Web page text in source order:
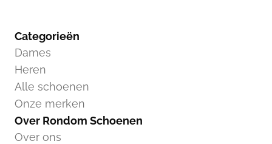
Categorieën
Dames
Heren
Alle schoenen
Onze merken
Over Rondom Schoenen
Over ons